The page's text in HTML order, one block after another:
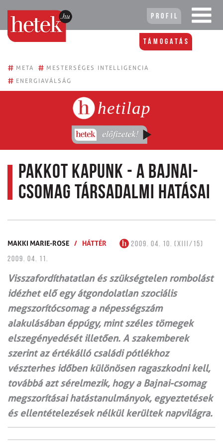
Profil
Támogatás
# META # MESTERSÉGES INTELLIGENCIA
# ENERGIAVÁLSÁG
hetilap
Pakkot kapunk - A Bajnai-
csomag társadalmi hatásai
MAKKI MARIE-ROSE / HÁTTÉR
2009. 04. 10. (XIII/15)
2009. 04. 11.
Visszafordíthatatlan és szükségtelen rombolást
idézhet elő egy átgondolatlan szociális
megszorítócsomag a népességszám
alakulásában éppúgy, mint széles tömegek
elszegényedését illetően. A szakemberek
szerint az értékálló családi pótlékhoz
vészterhes időben különösen ragaszkodni kell,
továbbá azt sérelmezik, hogy a Bajnai-csomag
megszorításai hatástanulmányok, egyeztetések
és ellentételezések nélkül kerültek napvilágra.